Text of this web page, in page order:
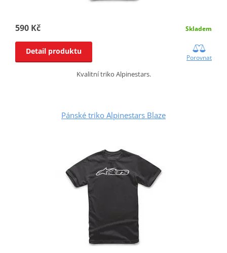
590 Kč Skladem
Detail produktu
Porovnat
Kvalitní triko Alpinestars.
Pánské triko Alpinestars Blaze